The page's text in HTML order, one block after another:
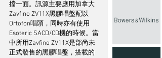
擋一面。訊源主要應用加拿大
Zavfino ZV11X黑膠唱盤配以
Ortofon唱頭，同時亦有使用
Esoteric SACD/CD機的時候。當
中所用Zavfino ZV11X是部尚未
正式發售的黑膠唱盤，搭載的